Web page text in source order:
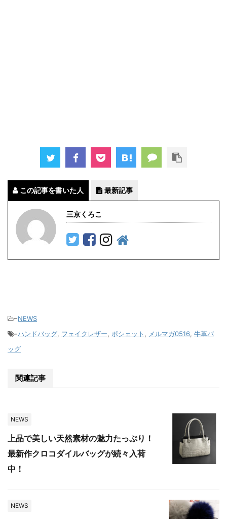
この記事を書いた人 最新記事
三京くろこ
-NEWS
-ハンドバッグ, フェイクレザー, ポシェット , メルマガ0516, 牛革バ
ッグ
関連記事
NEWS
上品で美しい天然素材の魅力たっぷり！
最新作クロコダイルバッグが続々入荷
中！
NEWS